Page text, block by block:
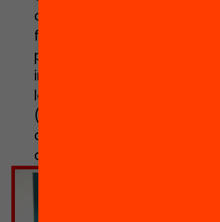
addicional per accedir a
fora escola implementant
prescripció i orientació
impulsar mesures que
la informació arribi a totes
(campanyes de
cercadors d’activitats per
de l’oferta existent etc.)